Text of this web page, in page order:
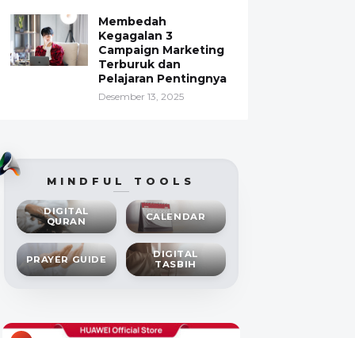
Membedah
Kegagalan 3
Campaign Marketing
Terburuk dan
Pelajaran Pentingnya
Desember 13, 2025
MINDFUL TOOLS
DIGITAL
QURAN
CALENDAR
PRAYER GUIDE
DIGITAL
TASBIH